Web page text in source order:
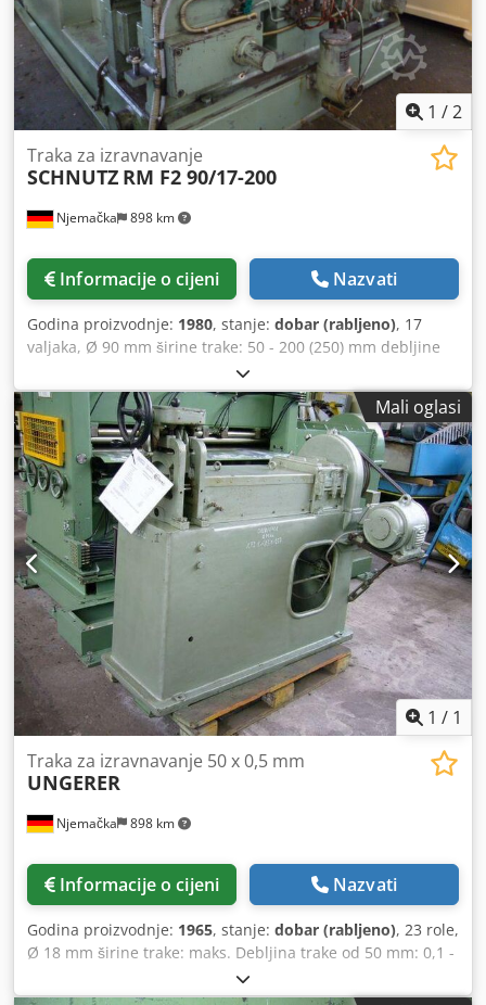
1 /2
Njemačka 898 km
Traka za izravnavanje
SCHNUTZ RM F2 90/17-200
Informacije o cijeni Nazvati
Godina proizvodnje: 1980, stanje: dobar (rabljeno), 17
valjaka, Ø 90 mm širine trake: 50 - 200 (250) mm debljine
trake: 2 - 10 mm Csdpfednzvdex Ahqerf
Mali oglasi
1 / 1
Njemačka 898 km
Traka za izravnavanje 50 x 0,5 mm
UNGERER
Informacije o cijeni Nazvati
Godina proizvodnje: 1965, stanje: dobar (rabljeno), 23 role,
Ø 18 mm širine trake: maks. Debljina trake od 50 mm: 0,1 -
0,5 mm Cedpfxjbif Eko Ahqerf